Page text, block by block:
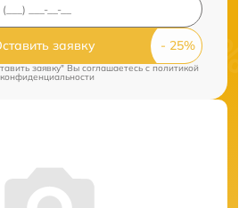
заявку
заявку" Вы соглашаетесь c политикой
конфиденциальности